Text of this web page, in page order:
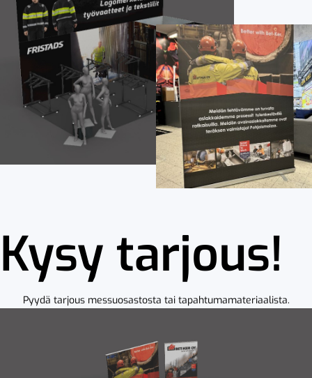
Kysy tarjous!
Pyydä tarjous messuosastosta tai tapahtumamateriaalista.